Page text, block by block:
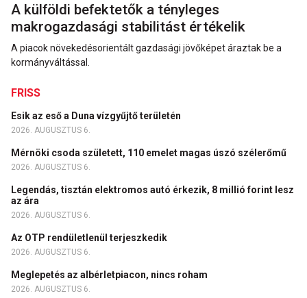
A külföldi befektetők a tényleges
makrogazdasági stabilitást értékelik
A piacok növekedésorientált gazdasági jövőképet áraztak be a
kormányváltással.
FRISS
Esik az eső a Duna vízgyűjtő területén
2026. AUGUSZTUS 6.
Mérnöki csoda született, 110 emelet magas úszó szélerőmű
2026. AUGUSZTUS 6.
Legendás, tisztán elektromos autó érkezik, 8 millió forint lesz
az ára
2026. AUGUSZTUS 6.
Az OTP rendületlenül terjeszkedik
2026. AUGUSZTUS 6.
Meglepetés az albérletpiacon, nincs roham
2026. AUGUSZTUS 6.